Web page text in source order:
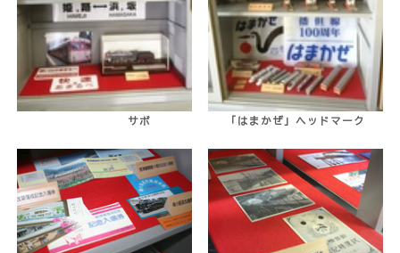
サボ 「はまかぜ」ヘッドマーク